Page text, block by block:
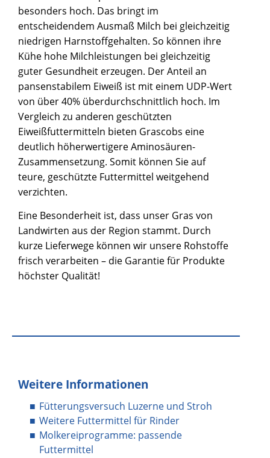
besonders hoch. Das bringt im
entscheidendem Ausmaß Milch bei gleichzeitig
niedrigen Harnstoffgehalten. So können ihre
Kühe hohe Milchleistungen bei gleichzeitig
guter Gesundheit erzeugen. Der Anteil an
pansenstabilem Eiweiß ist mit einem UDP-Wert
von über 40% überdurchschnittlich hoch. Im
Vergleich zu anderen geschützten
Eiweißfuttermitteln bieten Grascobs eine
deutlich höherwertigere Aminosäuren-
Zusammensetzung. Somit können Sie auf
teure, geschützte Futtermittel weitgehend
verzichten.
Eine Besonderheit ist, dass unser Gras von
Landwirten aus der Region stammt. Durch
kurze Lieferwege können wir unsere Rohstoffe
frisch verarbeiten – die Garantie für Produkte
höchster Qualität!
Weitere Informationen
Fütterungsversuch Luzerne und Stroh
Weitere Futtermittel für Rinder
Molkereiprogramme: passende
Futtermittel